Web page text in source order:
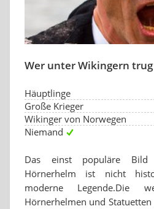
Wer unter Wikingern
Häuptlinge
Große Krieger
Wikinger von Norwegen
Niemand
Das einst populäre
Hörnerhelm ist nicht
moderne Legende.Die
Hörnerhelmen und